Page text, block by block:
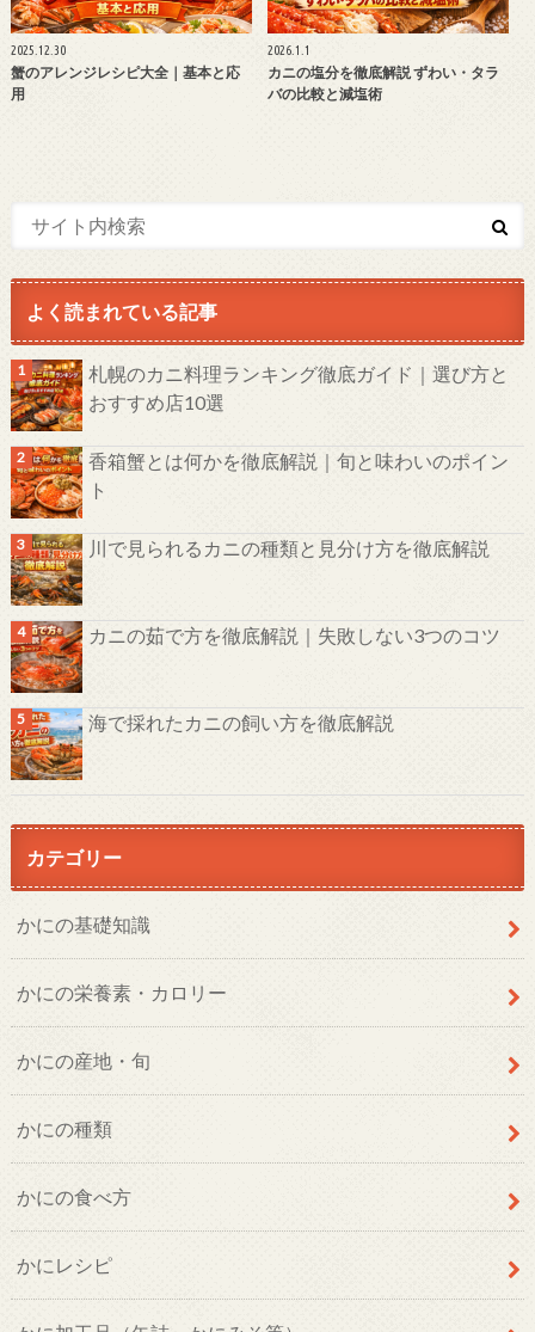
2025.12.30
蟹のアレンジレシピ大全｜基本と応
用
2026.1.1
カニの塩分を徹底解説 ずわい・タラ
バの比較と減塩術
よく読まれている記事
札幌のカニ料理ランキング徹底ガイド｜選び方と
おすすめ店10選
香箱蟹とは何かを徹底解説｜旬と味わいのポイン
ト
川で見られるカニの種類と見分け方を徹底解説
カニの茹で方を徹底解説｜失敗しない3つのコツ
海で採れたカニの飼い方を徹底解説
カテゴリー
かにの基礎知識
かにの栄養素・カロリー
かにの産地・旬
かにの種類
かにの食べ方
かにレシピ